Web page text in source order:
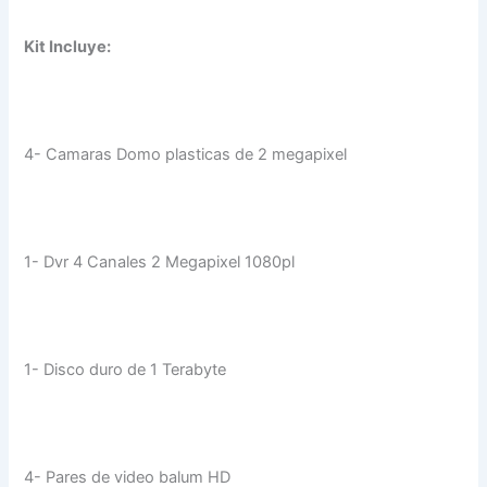
Kit Incluye:
4- Camaras Domo plasticas de 2 megapixel
1- Dvr 4 Canales 2 Megapixel 1080pl
1- Disco duro de 1 Terabyte
4- Pares de video balum HD